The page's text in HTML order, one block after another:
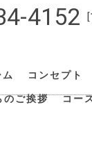
4152
コンセプト
のご挨拶 コー